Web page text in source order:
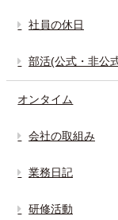
社員の休日
部活(公式・非公
オンタイム
会社の取組み
業務日記
研修活動